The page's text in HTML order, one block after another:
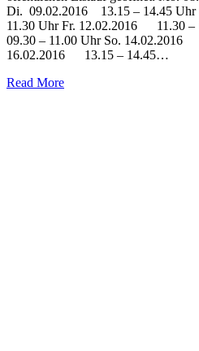
Di. 09.02.2016 13.15 – 14.45
11.30 Uhr Fr. 12.02.2016 11.30
09.30 – 11.00 Uhr So.
16.02.2016 13.15 – 14.45…
Read More